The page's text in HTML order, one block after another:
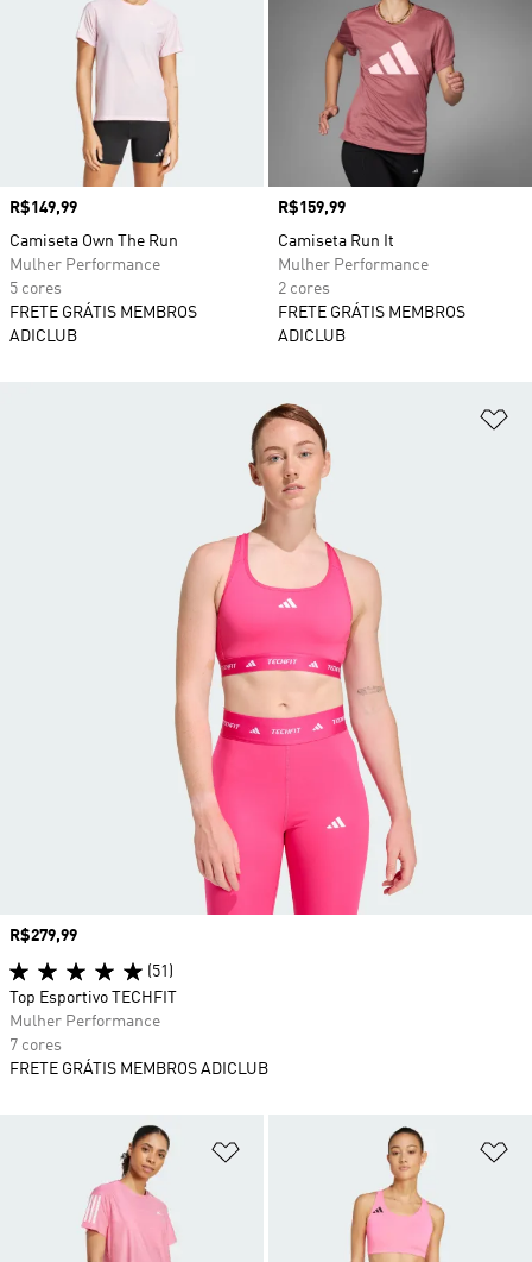
Preço
R$149,99
Camiseta Own The Run
Mulher Performance
5 cores
FRETE GRÁTIS MEMBROS
ADICLUB
Preço
R$159,99
Camiseta Run It
Mulher Performance
2 cores
FRETE GRÁTIS MEMBROS
ADICLUB
Adicionar à Lista de Desejos
Preço
R$279,99
(51)
Top Esportivo TECHFIT
Mulher Performance
7 cores
FRETE GRÁTIS MEMBROS ADICLUB